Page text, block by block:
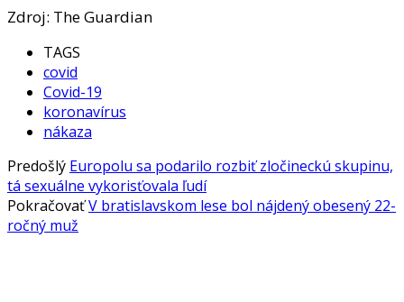
Zdroj: The Guardian
TAGS
covid
Covid-19
koronavírus
nákaza
Predošlý Europolu sa podarilo rozbiť zločineckú skupinu,
tá sexuálne vykorisťovala ľudí
PokračovaťV bratislavskom lese bol nájdený obesený 22-
ročný muž